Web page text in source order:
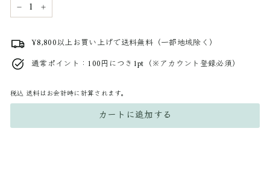
− +
¥8,800以上お買い上げで送料無料（一部地域除く）
通常ポイント：100円につき1pt（※アカウント登録必須）
税込 送料はお会計時に計算されます。
カートに追加する